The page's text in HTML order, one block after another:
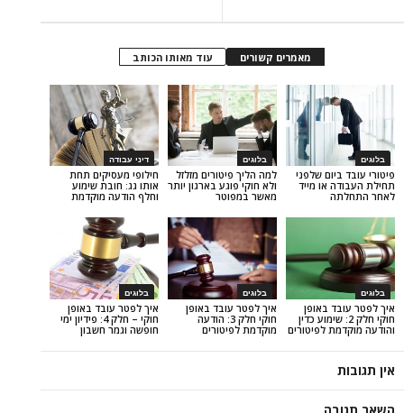
עוד מאותו הכותב
דיני עבודה
חילופי מעסיקים תחת
אותו גג: חובת שימוע
וחלף הודעה מוקדמת
למה הליך פיטורים מזלזל
ולא חוקי פוגע בארגון יותר
מאשר במפוטר
שלפני
מייד
בלוגים
איך לפטר עובד באופן
חוקי – חלק 4: פידיון ימי
חופשה וגמר חשבון
בלוגים
איך לפטר עובד באופן
חוקי חלק 3: הודעה
מוקדמת לפיטורים
2: שימוע כדין
לפיטורים